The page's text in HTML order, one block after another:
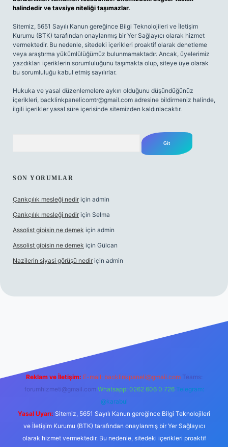
halindedir ve tavsiye niteliği taşımazlar.
Sitemiz, 5651 Sayılı Kanun gereğince Bilgi Teknolojileri ve İletişim
Kurumu (BTK) tarafından onaylanmış bir Yer Sağlayıcı olarak hizmet
vermektedir. Bu nedenle, sitedeki içerikleri proaktif olarak denetleme
veya araştırma yükümlülüğümüz bulunmamaktadır. Ancak, üyelerimiz
yazdıkları içeriklerin sorumluluğunu taşımakta olup, siteye üye olarak
bu sorumluluğu kabul etmiş sayılırlar.
Hukuka ve yasal düzenlemelere aykırı olduğunu düşündüğünüz
içerikleri, backlinkpanelicomtr@gmail.com adresine bildirmeniz halinde,
ilgili içerikler yasal süre içerisinde sitemizden kaldırılacaktır.
SON YORUMLAR
Çarıkçılık mesleği nedir için admin
Çarıkçılık mesleği nedir için Selma
Assolist gibisin ne demek için admin
Assolist gibisin ne demek için Gülcan
Nazilerin siyasi görüşü nedir için admin
Reklam ve İletişim: E-mail: backlinkpaneli@gmail.com Teams:
forumhizmeti@gmail.com Whatsapp: 0262 606 0 726 Telegram:
@karabul
Yasal Uyarı: Sitemiz, 5651 Sayılı Kanun gereğince Bilgi Teknolojileri
ve İletişim Kurumu (BTK) tarafından onaylanmış bir Yer Sağlayıcı
olarak hizmet vermektedir. Bu nedenle, sitedeki içerikleri proaktif